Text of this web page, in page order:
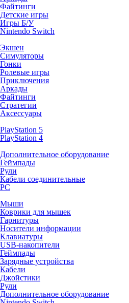
Файтинги
Детские игры
Игры Б/У
Nintendo Switch
Экшен
Симуляторы
Гонки
Ролевые игры
Приключения
Аркады
Файтинги
Стратегии
Аксессуары
PlayStation 5
PlayStation 4
Дополнительное оборудование
Геймпады
Рули
Кабели соединительные
PC
Мыши
Коврики для мышек
Гарнитуры
Носители информации
Клавиатуры
USB-накопители
Геймпады
Зарядные устройства
Кабели
Джойстики
Рули
Дополнительное оборудование